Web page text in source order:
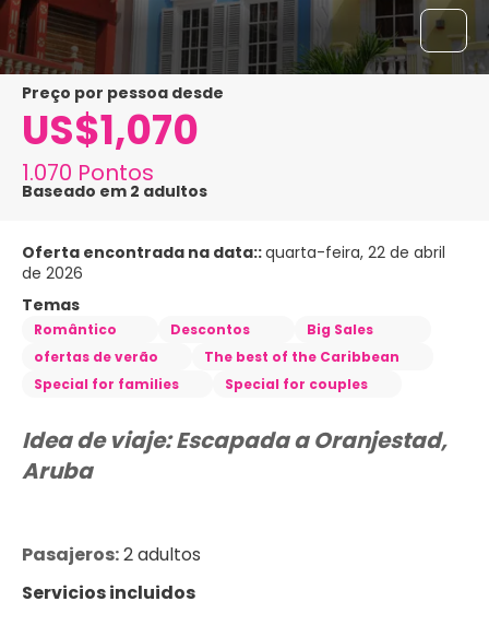
preço por pessoa desde
US$1,070
1.070 Pontos
Baseado em 2 adultos
Oferta encontrada na data::quarta-feira, 22 de abril
de 2026
Temas
Romântico Descontos
Big Sales
ofertas de verão
The best of the Caribbean
Special for families
Special for couples
Idea de viaje: Escapada a Oranjestad,
Aruba
Pasajeros: 2 adultos
Servicios incluidos